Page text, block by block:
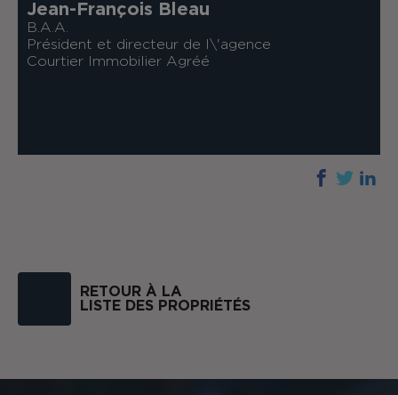
Jean-François Bleau
B.A.A.
Président et directeur de l\'agence
Courtier Immobilier Agréé
RETOUR À LA
LISTE DES PROPRIÉTÉS